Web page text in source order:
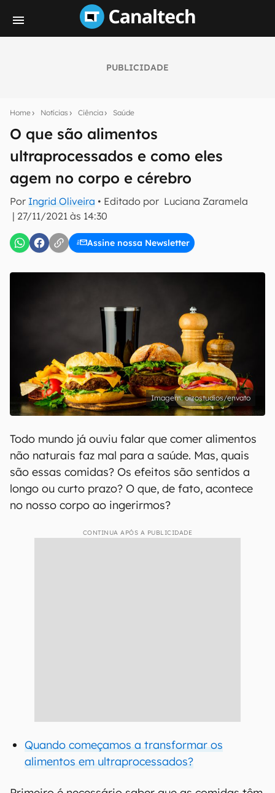
PUBLICIDADE
Home Notícias Ciência Saúde
O que são alimentos
ultraprocessados e como eles
agem no corpo e cérebro
Por Ingrid Oliveira • Editado por Luciana Zaramela
| 27/11/2021 às 14:30
Assine nossa Newsletter
notícias e reviews sobre tecnologia em primeira
E-mail
inscreva-se
Confirmo que li, aceito e concordo com os Termos de
Uso e Política de Privacidade do Canaltech.
oizostudios/envato
Todo mundo já ouviu falar que comer alimentos
não naturais faz mal para a saúde. Mas, quais
são essas comidas? Os efeitos são sentidos a
longo ou curto prazo? O que, de fato, acontece
no nosso corpo ao ingerirmos?
CONTINUA APÓS A PUBLICIDADE
Quando começamos a transformar os
alimentos em ultraprocessados?